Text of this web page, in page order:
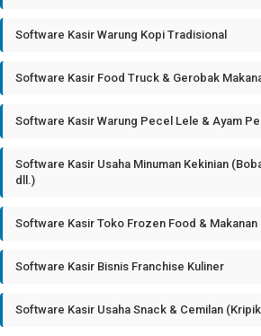
Software Kasir Warung Kopi Tradisional
Software Kasir Food Truck & Gerobak
Software Kasir Warung Pecel Lele & Ayam
Software Kasir Usaha Minuman Kekinian
dll.)
Software Kasir Toko Frozen Food & Makanan
Software Kasir Bisnis Franchise Kuliner
Software Kasir Usaha Snack & Cemilan